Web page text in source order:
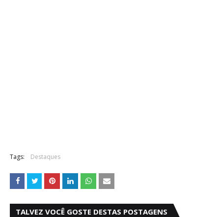
Tags: Destaques
TALVEZ VOCÊ GOSTE DESTAS POSTAGENS